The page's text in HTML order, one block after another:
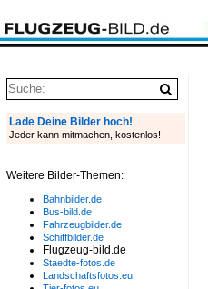
Lade Deine Bilder hoch!
Jeder kann mitmachen, kostenlos!
Weitere Bilder-Themen:
Bahnbilder.de
Bus-bild.de
Fahrzeugbilder.de
Schiffbilder.de
Flugzeug-bild.de
Staedte-fotos.de
Landschaftsfotos.eu